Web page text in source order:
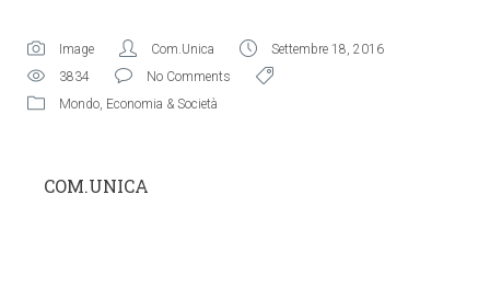
Image Com.Unica
Settembre 18, 2016
3834
No Comments
Mondo, Economia & Società
COM.UNICA